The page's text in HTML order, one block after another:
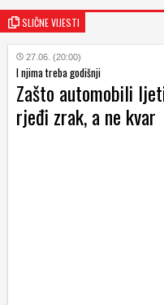
SLIČNE VIJESTI
27.06. (20:00)
I njima treba godišnji
Zašto automobili
rjeđi zrak, a ne kvar